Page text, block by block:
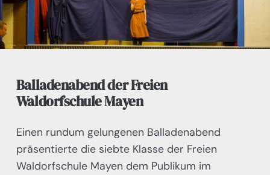
Balladenabend der Freien
Waldorfschule Mayen
Einen rundum gelungenen Balladenabend
präsentierte die siebte Klasse der Freien
Waldorfschule Mayen dem Publikum im